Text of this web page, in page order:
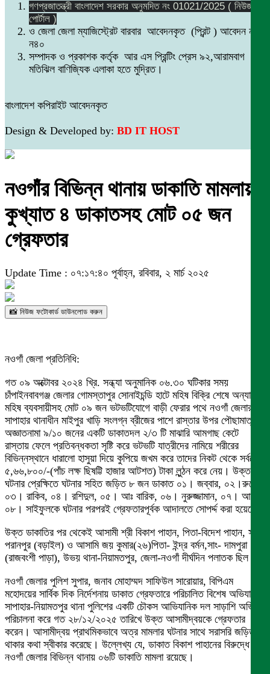
গণপ্রজাতন্ত্রী বাংলাদেশ সরকার অনুমদিত নং 01021/2025 ( নিউজ
পোর্টাল )
ও জেলা জেলা ম্যাজিস্ট্রেট বারবার আবেদনকৃত (প্রিন্ট ) আবেদন নং
ন৪০
সম্পাদক ও প্রকাশক কর্তৃক আর এস প্রিন্টিং প্রেস ৯২,আরামবাগ
মতিঝিল বাণিজ্যিক এলাকা হতে মুদ্রিত।
বাংলাদেশ কপিরাইট আবেদনকৃত
Design & Developed by: BD IT HOST
নওগাঁর বিভিন্ন থানায় ডাকাতি মামলায়
কুখ্যাত ৪ ডাকাতসহ মোট ০৫ জন
গ্রেফতার
Update Time : ০৭:১৭:৪০ পূর্বাহ্ন, রবিবার, ২ মার্চ ২০২৫
📸 নিউজ ফটোকার্ড ডাউনলোড করুন
নওগাঁ জেলা প্রতিনিধি:
গত ০৯ অক্টোবর ২০২৪ খ্রি. সন্ধ্যা অনুমানিক ০৬.৩০ ঘটিকার সময়
চাঁপাইনবাবগঞ্জ জেলার গোমস্তাপুর সোনাইচন্ডি হাটে মহিষ বিক্রি শেষে অন্যান্য
মহিষ ব্যবসায়ীসহ মোট ০৯ জন ভটভটিযোগে বাড়ী ফেরার পথে নওগাঁ জেলার
সাপাহার থানাধীন মাইপুর খাড়ি সংলগ্ন ব্রীজের পাশে রাস্তার উপর পৌছামাত্র
অজ্ঞাতনামা ৯/১০ জনের একটি ডাকাতদল ২/৩ টি মাঝারি আমগাছ কেটে
রাস্তায় ফেলে প্রতিবন্ধকতা সৃষ্টি করে ভটভটি যাত্রীদের নামিয়ে শরীরের
বিভিন্নস্থানে ধারালো হাসুয়া দিয়ে কুপিয়ে জখম করে তাদের নিকট থেকে সর্বমোট
৫,৬৬,৮০০/-(পাঁচ লক্ষ ছিষট্টি হাজার আটশত) টাকা লুন্ঠন করে নেয়। উক্ত
ঘটনার প্রেক্ষিতে ঘটনার সহিত জড়িত ৮ জন ডাকাত ০১। জব্বার, ০২।রুবেল,
০৩। রাকিব, ০৪। রশিদুল, ০৫। আঃ বারিক, ০৬। নুরুজ্জামান, ০৭। আলম,
০৮। সাইফুলকে ঘটনার পরপরই গ্রেফতারপূর্বক আদালতে সোপর্দ্দ করা হয়েছে।
উক্ত ডাকাতির পর থেকেই আসামী শ্রী বিকাশ পাহান, পিতা-বিদেশ পাহান, সাং-
পরানপুর (বড়াইল) ও আসামি জয় কুমার(২৬)পিতা- ইন্দ্র বর্মন,সাং- দামপুরা
(রাজবংশী পাড়া), উভয় থানা-নিয়ামতপুর, জেলা-নওগাঁ দীর্ঘদিন পলাতক ছিল।
নওগাঁ জেলার পুলিশ সুপার, জনাব মোহাম্মদ সাফিউল সারোয়ার, বিপিএম
মহোদয়ের সার্বিক দিক নির্দেশনায় ডাকাত গ্রেফতারে পরিচালিত বিশেষ অভিযানে
সাপাহার-নিয়ামতপুর থানা পুলিশের একটি চৌকস আভিযানিক দল সাড়াশি অভিযান
পরিচালনা করে গত ২৮/১২/২০২৫ তারিখে উক্ত আসামীদ্বয়কে গ্রেফতার
করেন। আসামীদ্বয় প্রাথমিকভাবে অত্র মামলার ঘটনার সাথে সরাসরি জড়িত
থাকার কথা স্বীকার করেছে। উল্লেখ্য যে, ডাকাত বিকাশ পাহানের বিরুদ্ধে
নওগাঁ জেলার বিভিন্ন থানায় ০৬টি ডাকাতি মামলা রয়েছে।